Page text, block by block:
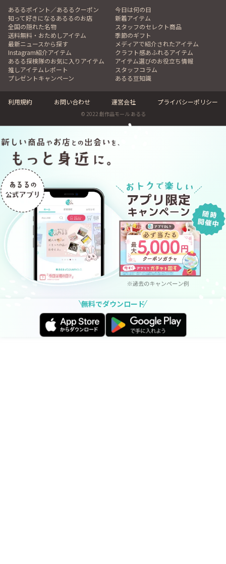
あるるポイント／あるるクーポン
今日は何の日
知って好きになるあるるのお店
新着アイテム
全国の隠れた名物
スタッフのセレクト商品
送料無料・おためしアイテム
季節のギフト
最新ニュースから探す
メディアで紹介されたアイテム
Instagram紹介アイテム
クラフト感あふれるアイテム
あるる探検隊のお気に入りアイテム
アイテム選びのお役立ち情報
推しアイテムレポート
スタッフコラム
プレゼントキャンペーン
あるる豆知識
利用規約 お問い合わせ 運営会社 プライバシーポリシー
© 2022 創作品モール あるる
無料でダウンロード